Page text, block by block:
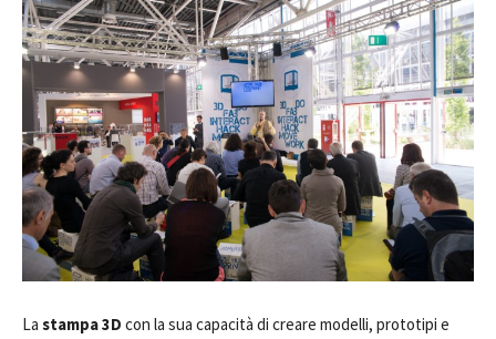
La stampa 3D con la sua capacità di creare modelli, prototipi e